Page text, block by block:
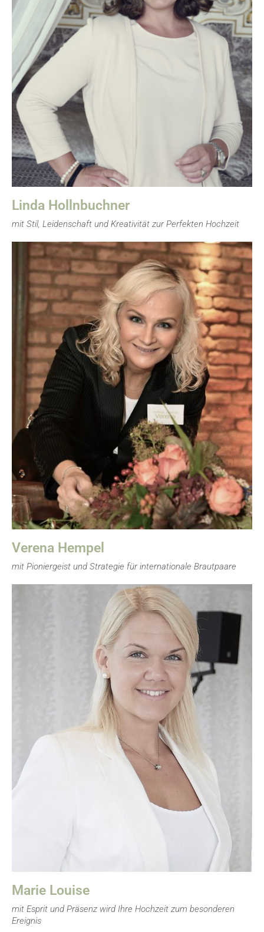
Hochzeit. Sie sorgt voller Kreativität für Ihre Hochzeit
mit Charakter und schafft eine stimmungsvolle
authentische Atmosphäre, in der sich Brautpaar und
Gäste rundum wohl fühlen. Ihre Erfahrungen aus dem
Eventmanagement und der Floristik verbindet Linda
leidenschaftlich und professionell für Ihren großen
Tag. Ihr Faible für Länder, Sprachen und Kulturen
bringt besonderen Flair in Hochzeiten.
Linda Hollnbuchner
mit Stil, Leidenschaft und Kreativität zur Perfekten Hochzeit
Verena spricht fließend Spanisch und Englisch. Ihre
Studien- und Auslandsaufenthalte prägen ihren Stil
und ihre offene Persönlichkeit. Unsere internationalen
Brautpaare fühlen sich bei dieser zertifizierten
Wedding Plannerin in guten Händen.
Verena Hempel
mit Pioniergeist und Strategie für internationale Brautpaare
Marie Louise begleitet mit sanfter Stimme nicht nur
Ihren großen Tag, sondern hat als Moderatorin auch
ein besonderes Gespür für eine Perfekte Hochzeit
voller Esprit und Eleganz. Mit viel Engagement lässt sie
die Träume unserer Brautpaare Gestalt annehmen und
ist voller Präsenz für Sie und Ihre Gäste da.
Marie Louise
mit Esprit und Präsenz wird Ihre Hochzeit zum besonderen
Ereignis